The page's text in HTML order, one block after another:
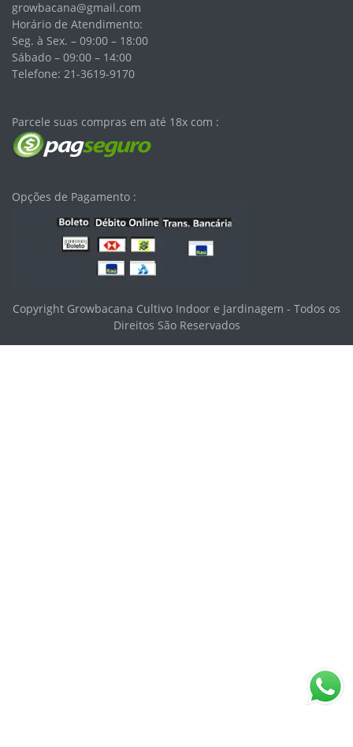
growbacana@gmail.com
Horário de Atendimento:
Seg. à Sex. – 09:00 – 18:00
Sábado – 09:00 – 14:00
Telefone: 21-3619-9170
Parcele suas compras em até 18x com :
Opções de Pagamento :
Copyright Growbacana Cultivo Indoor e Jardinagem - Todos os
Direitos São Reservados